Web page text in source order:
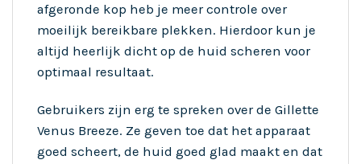
afgeronde kop heb je meer controle over
moeilijk bereikbare plekken. Hierdoor kun je
altijd heerlijk dicht op de huid scheren voor
optimaal resultaat.
Gebruikers zijn erg te spreken over de Gillette
Venus Breeze. Ze geven toe dat het apparaat
goed scheert, de huid goed glad maakt en dat